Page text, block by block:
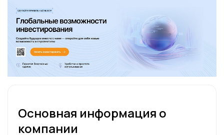
Основная информация о
компании